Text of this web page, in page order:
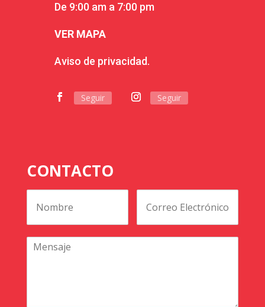
De 9:00 am a 7:00 pm
VER MAPA
Aviso de privacidad.
Seguir Seguir
CONTACTO